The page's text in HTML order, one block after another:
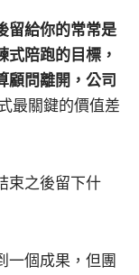
留給你的常常是
陪跑的目標，
顧問離開，公司
最關鍵的價值差
束之後留下什
一個成果，但團